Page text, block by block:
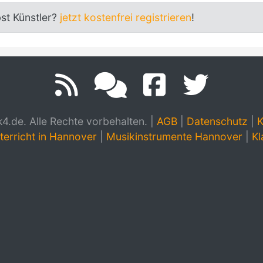
Künstler? jetzt kostenfrei registrieren!
Alle Rechte vorbehalten. AGB| Datenschutz
in Hannover
Musikinstrumente Hannover